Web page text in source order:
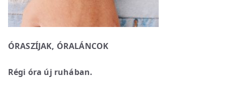
ÓRASZÍJAK, ÓRALÁNCOK
Régi óra új ruhában.